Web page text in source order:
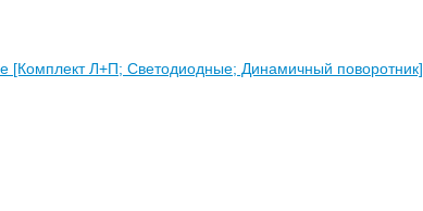
Л+П; Светодиодные; Динамичный поворотник]